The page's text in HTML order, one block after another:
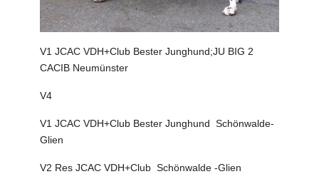
V1 JCAC VDH+Club Bester Junghund;JU BIG 2
CACIB Neumünster
V4
V1 JCAC VDH+Club Bester Junghund Schönwalde-
Glien
V2 Res JCAC VDH+Club Schönwalde -Glien